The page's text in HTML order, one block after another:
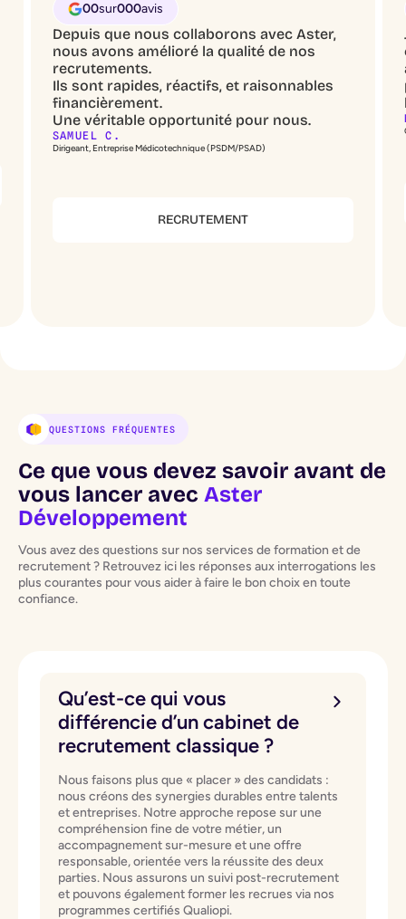
00sur000avis
Depuis que nous collaborons avec Aster,
nous avons amélioré la qualité de nos
recrutements.
Ils sont rapides, réactifs, et raisonnables
financièrement.
Une véritable opportunité pour nous.
SAMUEL C.
Dirigeant, Entreprise Médicotechnique (PSDM/PSAD)
RECRUTEMENT
QUESTIONS FRÉQUENTES
Ce que vous devez savoir avant de
vous lancer avec Aster
Développement
Vous avez des questions sur nos services de formation et de
recrutement ? Retrouvez ici les réponses aux interrogations les
plus courantes pour vous aider à faire le bon choix en toute
confiance.
Qu’est-ce qui vous
différencie d’un cabinet de
recrutement classique ?
Nous faisons plus que « placer » des candidats :
nous créons des synergies durables entre talents
et entreprises. Notre approche repose sur une
compréhension fine de votre métier, un
accompagnement sur-mesure et une offre
responsable, orientée vers la réussite des deux
parties. Nous assurons un suivi post-recrutement
et pouvons également former les recrues via nos
programmes certifiés Qualiopi.